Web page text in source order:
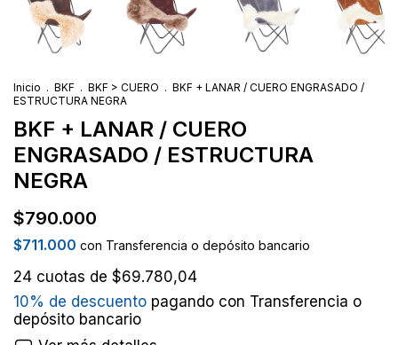
Inicio . BKF . BKF > CUERO . BKF + LANAR / CUERO ENGRASADO /
ESTRUCTURA NEGRA
BKF + LANAR / CUERO
ENGRASADO / ESTRUCTURA
NEGRA
$790.000
$711.000 con Transferencia o depósito bancario
24 cuotas de $69.780,04
10% de descuento pagando con Transferencia o
depósito bancario